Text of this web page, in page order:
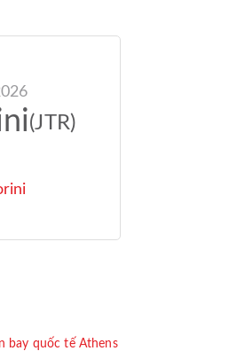
(JTR)
bay quốc tế Athens